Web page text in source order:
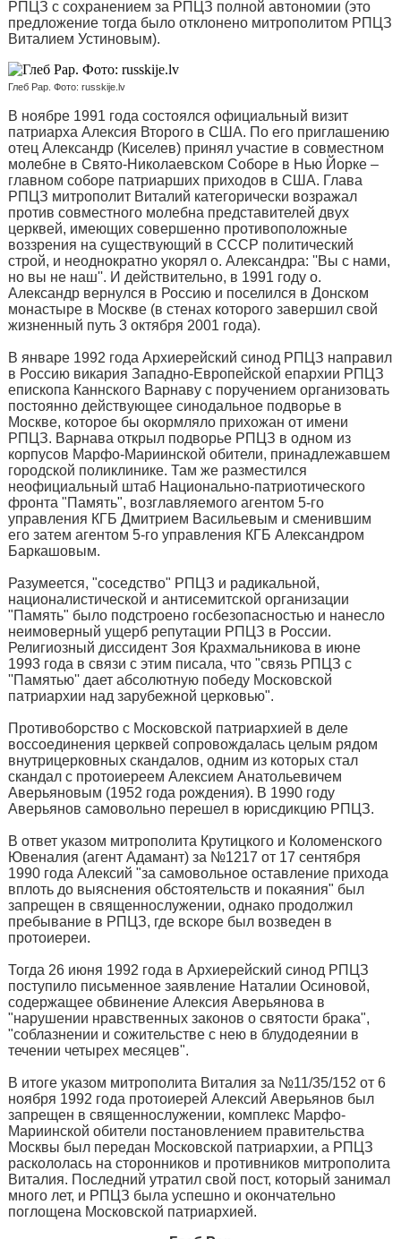
РПЦЗ с сохранением за РПЦЗ полной автономии (это
предложение тогда было отклонено митрополитом РПЦЗ
Виталием Устиновым).
Глеб Рар. Фото: russkije.lv
В ноябре 1991 года состоялся официальный визит
патриарха Алексия Второго в США. По его приглашению
отец Александр (Киселев) принял участие в совместном
молебне в Свято-Николаевском Соборе в Нью Йорке –
главном соборе патриарших приходов в США. Глава
РПЦЗ митрополит Виталий категорически возражал
против совместного молебна представителей двух
церквей, имеющих совершенно противоположные
воззрения на существующий в СССР политический
строй, и неоднократно укорял о. Александра: ''Вы с нами,
но вы не наш''. И действительно, в 1991 году о.
Александр вернулся в Россию и поселился в Донском
монастыре в Москве (в стенах которого завершил свой
жизненный путь 3 октября 2001 года).
В январе 1992 года Архиерейский синод РПЦЗ направил
в Россию викария Западно-Европейской епархии РПЦЗ
епископа Каннского Варнаву с поручением организовать
постоянно действующее синодальное подворье в
Москве, которое бы окормляло прихожан от имени
РПЦЗ. Варнава открыл подворье РПЦЗ в одном из
корпусов Марфо-Мариинской обители, принадлежавшем
городской поликлинике. Там же разместился
неофициальный штаб Национально-патриотического
фронта "Память", возглавляемого агентом 5-го
управления КГБ Дмитрием Васильевым и сменившим
его затем агентом 5-го управления КГБ Александром
Баркашовым.
Разумеется, "соседство" РПЦЗ и радикальной,
националистической и антисемитской организации
"Память" было подстроено госбезопасностью и нанесло
неимоверный ущерб репутации РПЦЗ в России.
Религиозный диссидент Зоя Крахмальникова в июне
1993 года в связи с этим писала, что "связь РПЦЗ с
''Памятью'' дает абсолютную победу Московской
патриархии над зарубежной церковью".
Противоборство с Московской патриархией в деле
воссоединения церквей сопровождалась целым рядом
внутрицерковных скандалов, одним из которых стал
скандал с протоиереем Алексием Анатольевичем
Аверьяновым (1952 года рождения). В 1990 году
Аверьянов самовольно перешел в юрисдикцию РПЦЗ.
В ответ указом митрополита Крутицкого и Коломенского
Ювеналия (агент Адамант) за №1217 от 17 сентября
1990 года Алексий "за самовольное оставление прихода
вплоть до выяснения обстоятельств и покаяния" был
запрещен в священнослужении, однако продолжил
пребывание в РПЦЗ, где вскоре был возведен в
протоиереи.
Тогда 26 июня 1992 года в Архиерейский синод РПЦЗ
поступило письменное заявление Наталии Осиновой,
содержащее обвинение Алексия Аверьянова в
"нарушении нравственных законов о святости брака",
"соблазнении и сожительстве с нею в блудодеянии в
течении четырех месяцев".
В итоге указом митрополита Виталия за №11/35/152 от 6
ноября 1992 года протоиерей Алексий Аверьянов был
запрещен в священнослужении, комплекс Марфо-
Мариинской обители постановлением правительства
Москвы был передан Московской патриархии, а РПЦЗ
раскололась на сторонников и противников митрополита
Виталия. Последний утратил свой пост, который занимал
много лет, и РПЦЗ была успешно и окончательно
поглощена Московской патриархией.